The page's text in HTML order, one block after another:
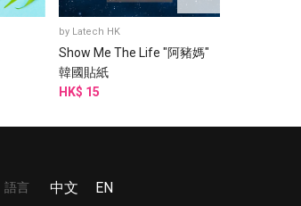
by Latech HK
Show Me The Life "阿豬媽"
韓國貼紙
HK$ 15
語言 中文 EN